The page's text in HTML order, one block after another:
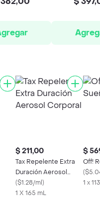
$ 211,00
Tax Repelente Extra
Duración Aerosol
Corporal
($1.28/ml)
1 X 165 mL
$
Off!
(
1 x